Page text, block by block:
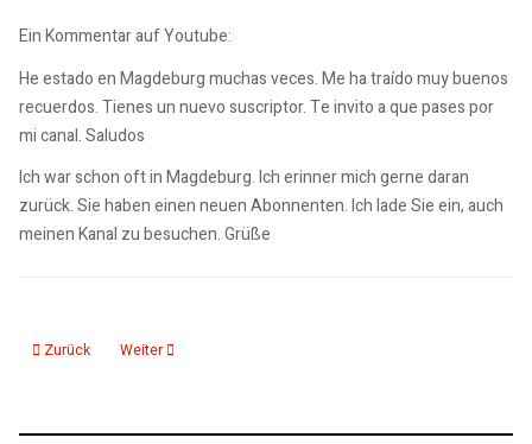
Ein Kommentar auf Youtube:
He estado en Magdeburg muchas veces. Me ha traído muy buenos
recuerdos. Tienes un nuevo suscriptor. Te invito a que pases por
mi canal. Saludos
Ich war schon oft in Magdeburg. Ich erinner mich gerne daran
zurück. Sie haben einen neuen Abonnenten. Ich lade Sie ein, auch
meinen Kanal zu besuchen. Grüße
Vorheriger Beitrag: Reaktion auf die Filmproduktion zum 20. Jubiläum der
Zurück Nächster Beitrag: Reportage "Magdeburg folgt der
Weiter